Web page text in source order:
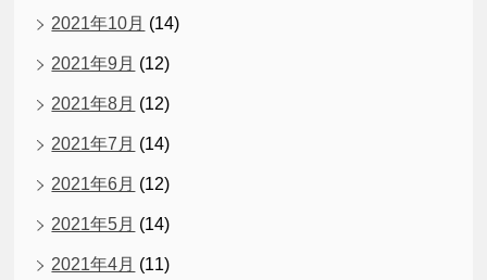
2021年10月 (14)
2021年9月 (12)
2021年8月 (12)
2021年7月 (14)
2021年6月 (12)
2021年5月 (14)
2021年4月 (11)